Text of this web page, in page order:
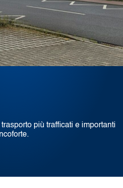
più trafficati e importanti